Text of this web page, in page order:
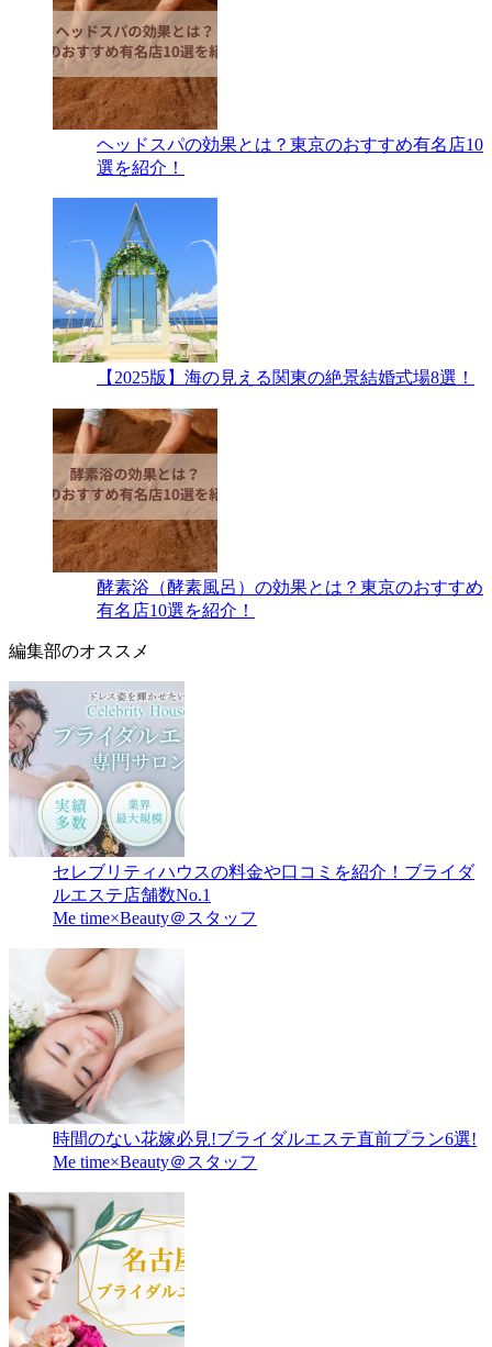
ヘッドスパの効果とは？東京のおすすめ有名店10
選を紹介！
【2025版】海の見える関東の絶景結婚式場8選！
酵素浴（酵素風呂）の効果とは？東京のおすすめ
有名店10選を紹介！
編集部のオススメ
セレブリティハウスの料金や口コミを紹介！ブライダ
ルエステ店舗数No.1
Me time×Beauty＠スタッフ
時間のない花嫁必見!ブライダルエステ直前プラン6選!
Me time×Beauty＠スタッフ